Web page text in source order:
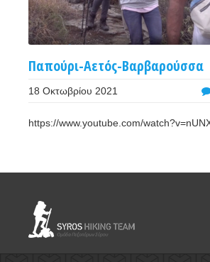
Παπούρι-Αετός-Βαρβαρούσσα
18 Οκτωβρίου 2021
https://www.youtube.com/